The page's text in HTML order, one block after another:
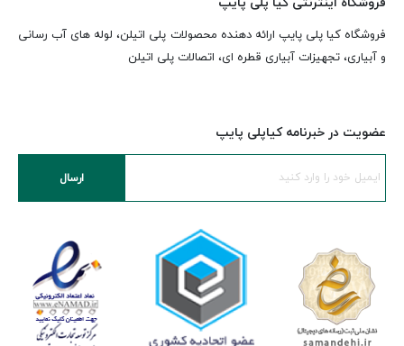
فروشگاه کیا پلی پایپ ارائه دهنده محصولات پلی اتیلن، لوله های آب رسانی
و آبیاری، تجهیزات آبیاری قطره ای، اتصالات پلی اتیلن
عضویت در خبرنامه کیاپلی پایپ